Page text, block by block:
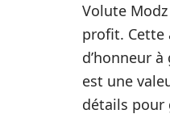
Volute
profit. Cette
d’honneur
est une
détails pour